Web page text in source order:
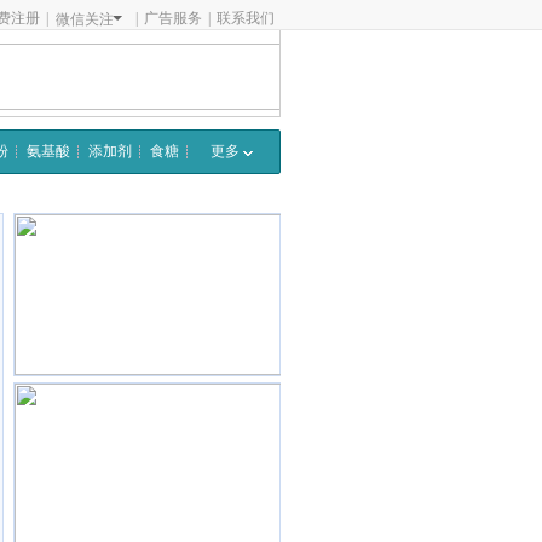
注册 微信关注 广告服务 联系我们
氨基酸 添加剂 食糖 更多